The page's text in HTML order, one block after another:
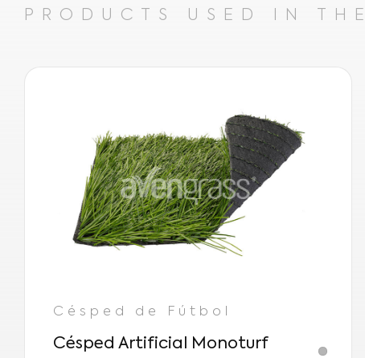
PRODUCTS USED IN THE
Césped de Fútbol
Césped Artificial Monoturf